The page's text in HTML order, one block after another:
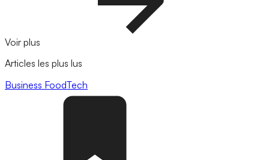
Voir plus
Articles les plus lus
Business FoodTech